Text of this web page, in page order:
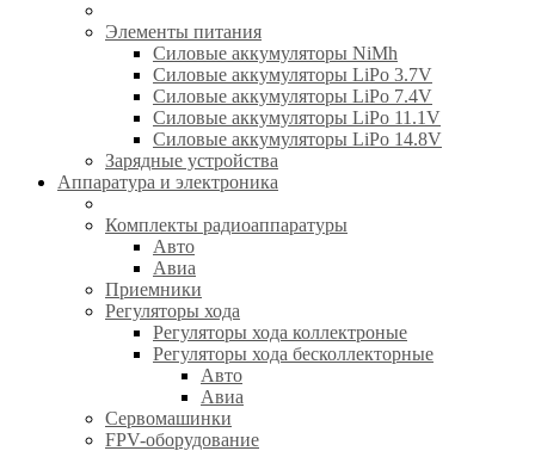
Элементы питания
Силовые аккумуляторы NiMh
Силовые аккумуляторы LiPo 3.7V
Силовые аккумуляторы LiPo 7.4V
Силовые аккумуляторы LiPo 11.1V
Силовые аккумуляторы LiPo 14.8V
Зарядные устройства
Аппаратура и электроника
Комплекты радиоаппаратуры
Авто
Авиа
Приемники
Регуляторы хода
Регуляторы хода коллектроные
Регуляторы хода бесколлекторные
Авто
Авиа
Сервомашинки
FPV-оборудование